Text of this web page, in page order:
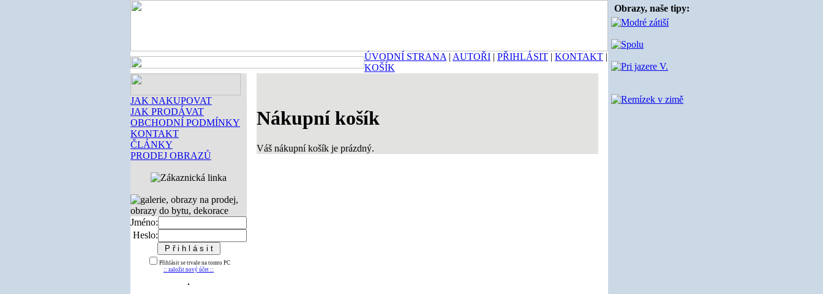
ÚVODNÍ STRANA | AUTOŘI | PŘIHLÁSIT | KONTAKT |
KOŠÍK
JAK NAKUPOVAT
JAK PRODÁVAT
OBCHODNÍ PODMÍNKY
KONTAKT
ČLÁNKY
PRODEJ OBRAZŮ
Jméno:
Heslo:
Přihlásit se trvale na tomto PC
:: založit nový účet ::
Nákupní košík
Váš nákupní košík je prázdný.
Obrazy, naše tipy: